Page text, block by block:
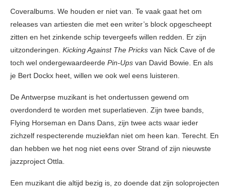
Coveralbums. We houden er niet van. Te vaak gaat het om
releases van artiesten die met een writer’s block opgescheept
zitten en het zinkende schip tevergeefs willen redden. Er zijn
uitzonderingen. Kicking Against The Pricks van Nick Cave of de
toch wel ondergewaardeerde Pin-Ups van David Bowie. En als
je Bert Dockx heet, willen we ook wel eens luisteren.
De Antwerpse muzikant is het ondertussen gewend om
overdonderd te worden met superlatieven. Zijn twee bands,
Flying Horseman en Dans Dans, zijn twee acts waar ieder
zichzelf respecterende muziekfan niet om heen kan. Terecht. En
dan hebben we het nog niet eens over Strand of zijn nieuwste
jazzproject Ottla.
Een muzikant die altijd bezig is, zo doende dat zijn soloprojecten